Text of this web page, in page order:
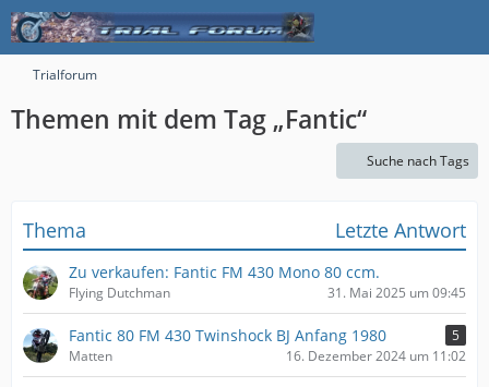
Trialforum
Themen mit dem Tag „Fantic“
Suche nach Tags
Thema Letzte Antwort
Zu verkaufen: Fantic FM 430 Mono 80 ccm.
Flying Dutchman 31. Mai 2025 um 09:45
Fantic 80 FM 430 Twinshock BJ Anfang 1980
5
Matten
16. Dezember 2024 um 11:02